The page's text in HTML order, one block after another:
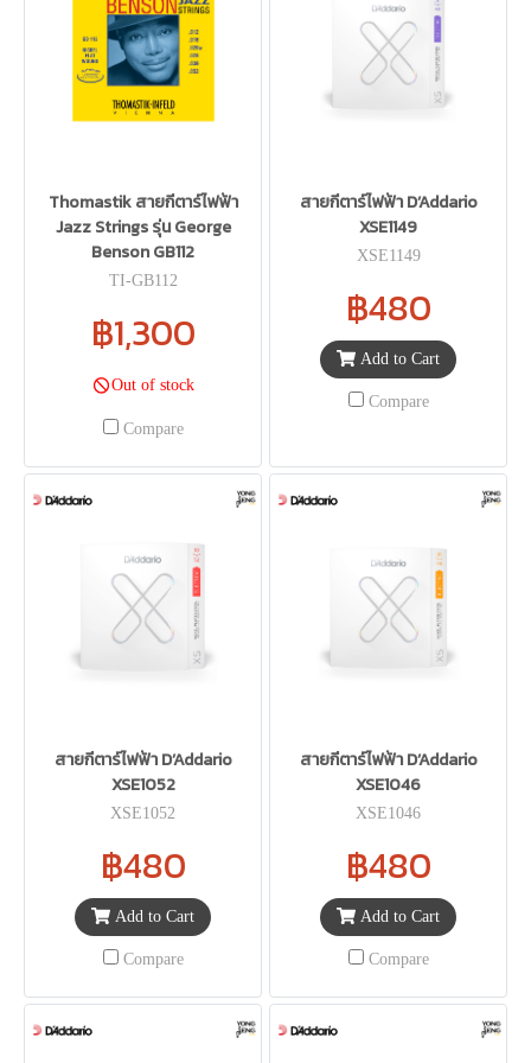
Thomastik สายกีตาร์ไฟฟ้า
Jazz Strings รุ่น George
Benson GB112
TI-GB112
฿1,300
Out of stock
Compare
สายกีตาร์ไฟฟ้า D’Addario
XSE1149
XSE1149
฿480
Add to Cart
Compare
สายกีตาร์ไฟฟ้า D’Addario
XSE1052
XSE1052
฿480
Add to Cart
Compare
สายกีตาร์ไฟฟ้า D’Addario
XSE1046
XSE1046
฿480
Add to Cart
Compare